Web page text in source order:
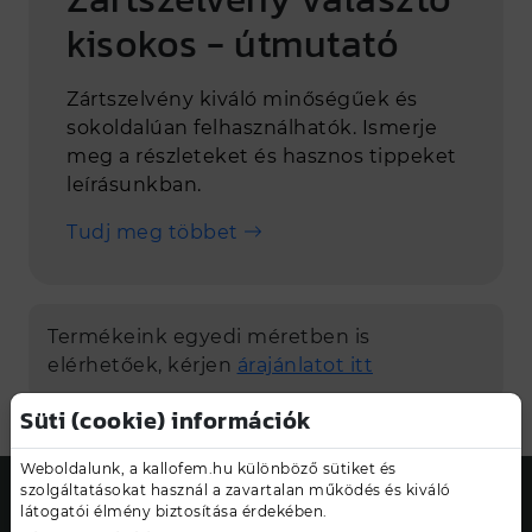
kisokos - útmutató
Zártszelvény kiváló minőségűek és
sokoldalúan felhasználhatók. Ismerje
meg a részleteket és hasznos tippeket
leírásunkban.
Tudj meg többet
Termékeink egyedi méretben is
elérhetőek, kérjen árajánlatot itt
Süti (cookie) információk
Weboldalunk, a kallofem.hu különböző sütiket és
szolgáltatásokat használ a zavartalan működés és kiváló
látogatói élmény biztosítása érdekében.